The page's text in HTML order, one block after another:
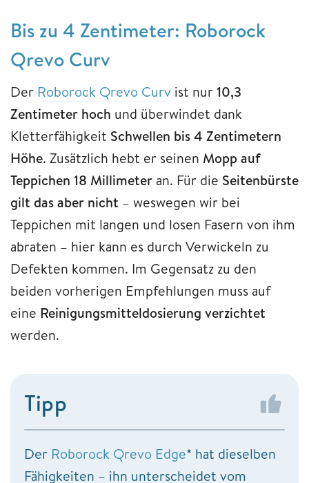
Bis zu 4 Zentimeter: Roborock
Qrevo Curv
Der Roborock Qrevo Curv ist nur10,3
Zentimeter hoch und überwindet dank
Kletterfähigkeit Schwellen bis 4 Zentimetern
Höhe. Zusätzlich hebt er seinen Mopp auf
Teppichen 18 Millimeter an. Für die Seitenbürste
gilt das aber nicht – weswegen wir bei
Teppichen mit langen und losen Fasern von ihm
abraten – hier kann es durch Verwickeln zu
Defekten kommen. Im Gegensatz zu den
beiden vorherigen Empfehlungen muss auf
eine Reinigungsmitteldosierung verzichtet
werden.
Tipp
Der Roborock Qrevo Edge* hat dieselben
Fähigkeiten – ihn unterscheidet vom